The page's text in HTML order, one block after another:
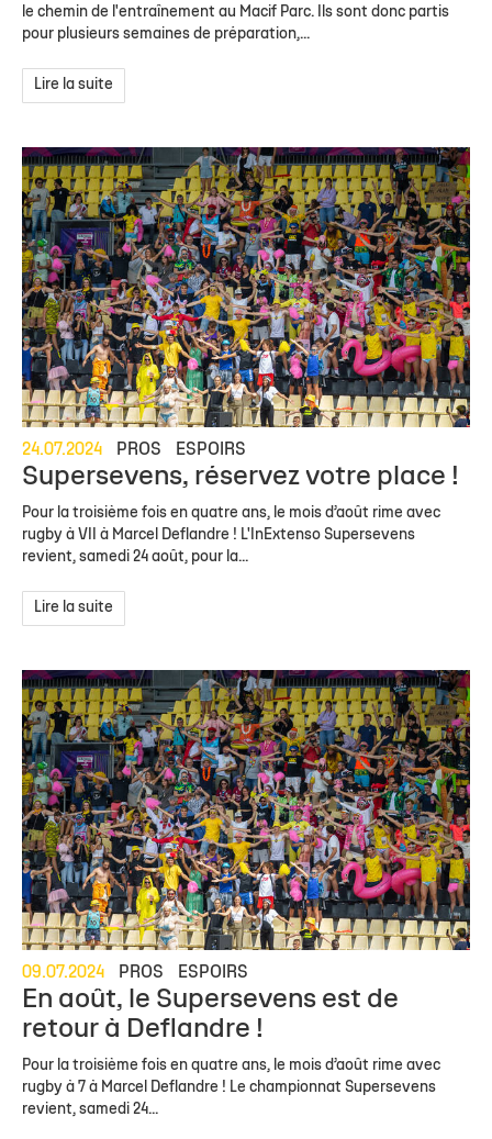
le chemin de l'entraînement au Macif Parc. Ils sont donc partis
pour plusieurs semaines de préparation,...
Lire la suite
24.07.2024 PROS ESPOIRS
Supersevens, réservez votre place !
Pour la troisième fois en quatre ans, le mois d’août rime avec
rugby à VII à Marcel Deflandre ! L'InExtenso Supersevens
revient, samedi 24 août, pour la...
Lire la suite
09.07.2024 PROS ESPOIRS
En août, le Supersevens est de
retour à Deflandre !
Pour la troisième fois en quatre ans, le mois d’août rime avec
rugby à 7 à Marcel Deflandre ! Le championnat Supersevens
revient, samedi 24...